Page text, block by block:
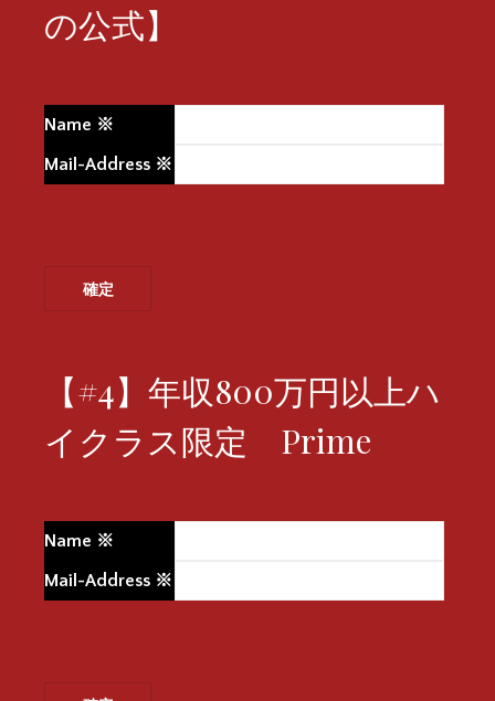
の公式】
Name ※
Mail-Address ※
【#4】年収800万円以上ハ
イクラス限定 Prime
Name ※
Mail-Address ※